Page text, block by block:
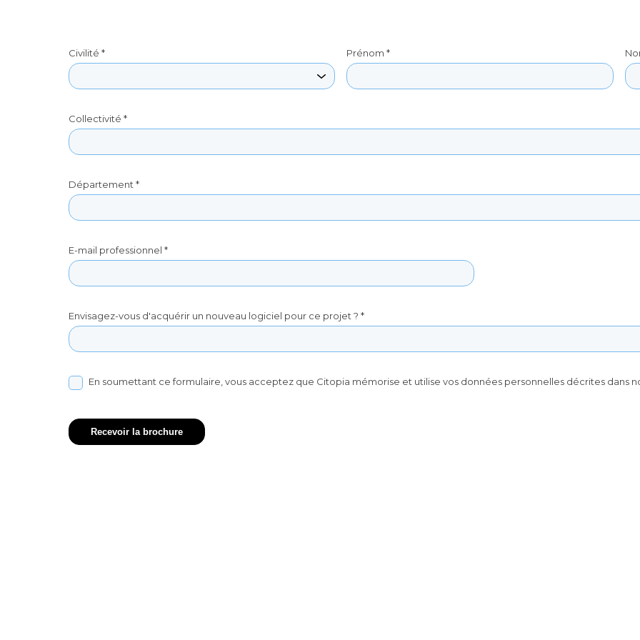
Civilité * Prénom *
Collectivité *
Département *
E-mail professionnel *
Envisagez-vous d'acquérir un nouveau logiciel pour ce projet ? *
En soumettant ce formulaire, vous acceptez que Citopia mémorise et utilise vos données personnelles décrites dans